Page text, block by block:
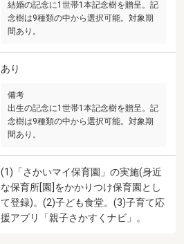
結婚の記念に1世帯1本記念樹を贈呈。記
念樹は9種類の中から選択可能。対象期
間あり。
あり
備考
出生の記念に1世帯1本記念樹を贈呈。記
念樹は9種類の中から選択可能。対象期
間あり。
(1)「さかいマイ保育園」の実施(身近
な保育所[園]をかかりつけ保育園とし
て登録)。(2)子ども食堂。(3)子育て応
援アプリ「親子さかすくナビ」。